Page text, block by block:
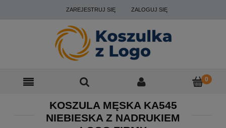
ZAREJESTRUJ SIĘ ZALOGUJ SIĘ
KOSZULA MĘSKA KA545
NIEBIESKA Z NADRUKIEM